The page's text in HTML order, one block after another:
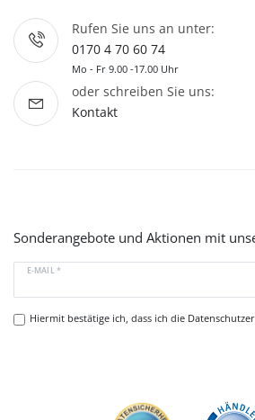
Rufen Sie uns an unter:
0170 4 70 60 74
Mo - Fr 9.00 -17.00 Uhr
oder schreiben Sie uns:
Kontakt
Sonderangebote und Aktionen mit
E-MAIL *
Hiermit bestätige ich, dass ich die